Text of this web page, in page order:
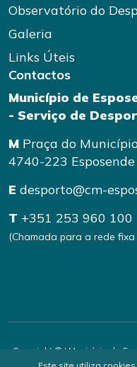
Observatório do
Galeria
Links Úteis
Contactos
Município de
- Serviço de
M Praça do
4740-223 Esposende
E desporto@cm-
T +351 253 960 100
(Chamada para a rede fixa
Copyright © | Município de
handmade by